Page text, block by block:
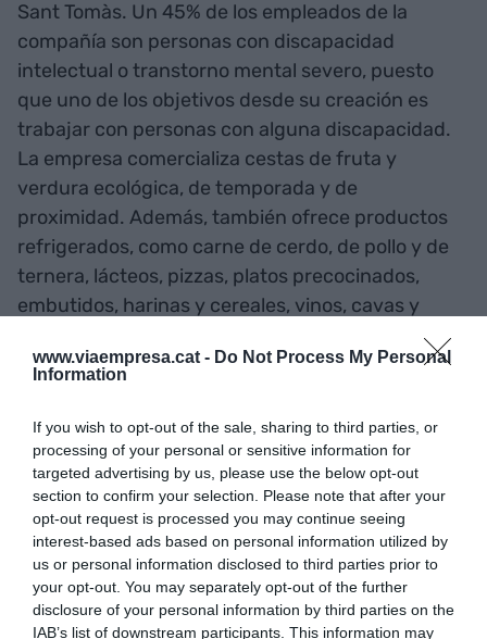
www.viaempresa.cat - Do Not Process My Personal
Information
If you wish to opt-out of the sale, sharing to third parties, or
processing of your personal or sensitive information for
targeted advertising by us, please use the below opt-out
section to confirm your selection. Please note that after your
opt-out request is processed you may continue seeing
interest-based ads based on personal information utilized by
us or personal information disclosed to third parties prior to
your opt-out. You may separately opt-out of the further
disclosure of your personal information by third parties on the
IAB’s list of downstream participants. This information may
Sant Tomàs. Un 45% de los empleados de la
compañía son personas con discapacidad
intelectual o transtorno mental severo, puesto
que uno de los objetivos desde su creación es
trabajar con personas con alguna discapacidad.
La empresa comercializa cestas de fruta y
verdura ecológica, de temporada y de
proximidad. Además, también ofrece productos
refrigerados, como carne de cerdo, de pollo y de
ternera, lácteos, pizzas, platos precocinados,
embutidos, harinas y cereales, vinos, cavas y
productos ecológicos de limpieza para el hogar.
Catalunya, en función de los productos que
ofrecen según la temporada. Las cestas se
pueden entregar a domicilio o bien recoger en
alguno de los puntos establecidos por la empresa.
De cara a 2021, La Tavalla prevé potenciar las
relaciones con productores de fruta y verdura
ecológicas, incorporar nuevos productos en seco
y potenciar las suscripciones.